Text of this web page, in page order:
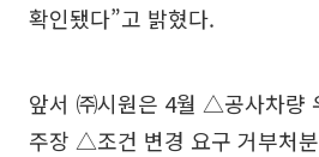
확인됐다”고 밝혔다.
앞서 ㈜시원은 4월 △공사차량
주장 △조건 변경 요구 거부처